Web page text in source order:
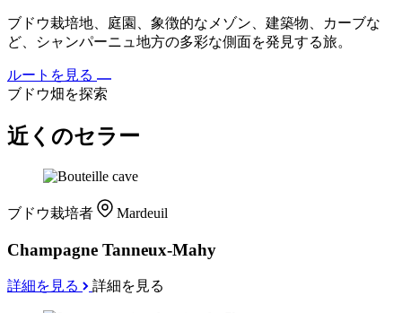
ブドウ栽培地、庭園、象徴的なメゾン、建築物、カーブな
ど、シャンパーニュ地方の多彩な側面を発見する旅。
ルートを見る
ブドウ畑を探索
近くのセラー
ブドウ栽培者 Mardeuil
Champagne Tanneux-Mahy
詳細を見る 詳細を見る